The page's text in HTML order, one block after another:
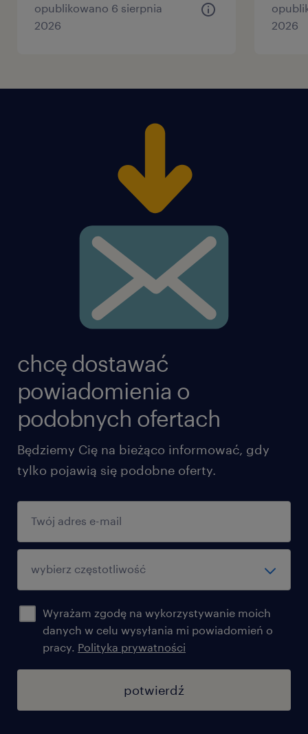
opublikowano 6 sierpnia
2026
2026
chcę dostawać
powiadomienia o
podobnych ofertach
Będziemy Cię na bieżąco informować, gdy
tylko pojawią się podobne oferty.
Wyrażam zgodę na wykorzystywanie moich
danych w celu wysyłania mi powiadomień o
pracy. Polityka prywatności
potwierdź